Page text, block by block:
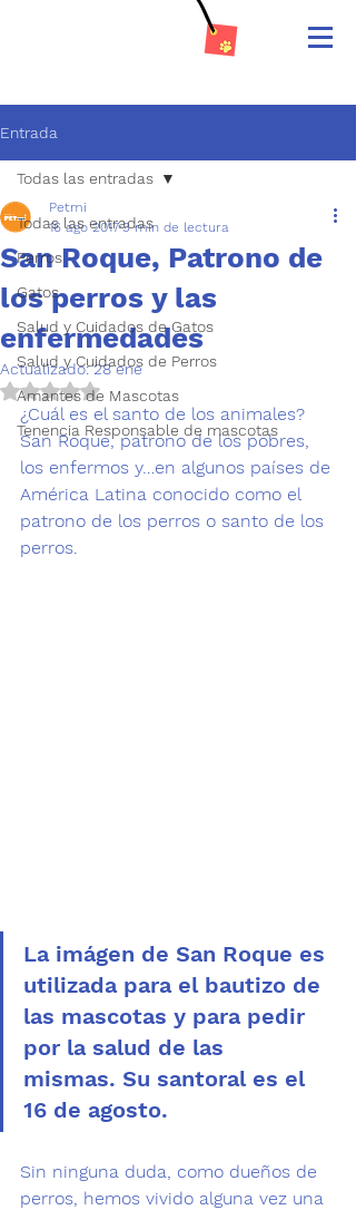
Entrada
Todas las entradas
Perros
Gatos
Salud y Cuidados de Gatos
Salud y Cuidados de Perros
Amantes de Mascotas
Tenencia Responsable de mascotas
Todas las entradas
San Roque, Patrono de
los perros y las
enfermedades
Petmi
16 ago 2017 3 min de lectura
Actualizado:28 ene
Obtuvo NaN de 5 estrellas.
¿Cuál es el santo de los animales?
San Roque, patrono de los pobres,
los enfermos y…en algunos países de
América Latina conocido como el
patrono de los perros o santo de los
perros.
La imágen de San Roque es
utilizada para el bautizo de
las mascotas y para pedir
por la salud de las
mismas. Su santoral es el
16 de agosto.
Sin ninguna duda, como dueños de
perros, hemos vivido alguna vez una